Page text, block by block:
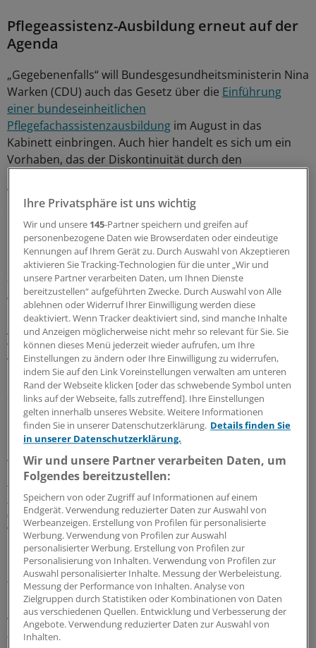
Pflegeassistenz-Ausbildung erneut auf der
Agenda
„Gegebenenfalls“ will Bundesgesundheitsministerin Nina
Warken (CDU) auch das Gesetz über die Einführung
einer bundeseinheitlichen
Pflegefachassistenzausbildung im August in das
Kabinett einbringen. Auch hier handelt es sich um ein
Vorhaben, das der Diskontinuität durch den
Verabschiedung durch das Scholz-Kabinett im
September 2024 wurde das Vorhaben bis zur ersten
Bundestagslesung im Dezember vorangetrieben – und
blieb dann doch liegen.
Ziel war es, die bislang 27 unterschiedlichen
Ausbildungen in 16 Bundesländern durch eine
bundeseinheitliche Ausbildung zu ersetzen. Diese sollte
grundsätzlich 18 Monate dauern, bei Berufserfahrung
war eine Verkürzung auf zwölf Monate geplant.
Voraussetzung für die Ausbildung war ein
Hauptschulabschluss. Bewerber ohne Schulabschluss
sollte die Zulassung ermöglicht werden, wenn eine
positive Prognose der Pflegeschule vorlag.
Bei der jüngsten Gesundheitsministerkonferenz in
Weimar hatte Warken angekündigt, zeitnah soll die
Fortschreibung des
Krankenhausversorgungsverbesserungs-Gesetzes
(KHVVG) im Bundeskabinett verabschiedet werden – der
Vorhabenplan gibt jetzt September als das Ziel an.
ÖGD-Gesetz und Gesundes-Herz-Gesetz
fehlen in der Liste
Alle weiterenRestanten aus der zerbrochenen Ampel-
Koalitionsind gegenwärtig noch nicht terminiert: Zu den
Ihre Privatsphäre ist uns wichtig
Wir und unsere 145-Partner speichern und greifen auf
personenbezogene Daten wie Browserdaten oder eindeutige
Kennungen auf Ihrem Gerät zu. Durch Auswahl von Akzeptieren
aktivieren Sie Tracking-Technologien für die unter „Wir und
unsere Partner verarbeiten Daten, um Ihnen Dienste
bereitzustellen“ aufgeführten Zwecke. Durch Auswahl von Alle
ablehnen oder Widerruf Ihrer Einwilligung werden diese
deaktiviert. Wenn Tracker deaktiviert sind, sind manche Inhalte
und Anzeigen möglicherweise nicht mehr so relevant für Sie. Sie
können dieses Menü jederzeit wieder aufrufen, um Ihre
Einstellungen zu ändern oder Ihre Einwilligung zu widerrufen,
indem Sie auf den Link Voreinstellungen verwalten am unteren
Rand der Webseite klicken [oder das schwebende Symbol unten
links auf der Webseite, falls zutreffend]. Ihre Einstellungen
gelten innerhalb unseres Website. Weitere Informationen
finden Sie in unserer Datenschutzerklärung. Details finden Sie
in unserer Datenschutzerklärung.
Wir und unsere Partner verarbeiten Daten, um
Folgendes bereitzustellen:
Speichern von oder Zugriff auf Informationen auf einem
Endgerät. Verwendung reduzierter Daten zur Auswahl von
Werbeanzeigen. Erstellung von Profilen für personalisierte
Werbung. Verwendung von Profilen zur Auswahl
personalisierter Werbung. Erstellung von Profilen zur
Personalisierung von Inhalten. Verwendung von Profilen zur
Auswahl personalisierter Inhalte. Messung der Werbeleistung.
Messung der Performance von Inhalten. Analyse von
Zielgruppen durch Statistiken oder Kombinationen von Daten
aus verschiedenen Quellen. Entwicklung und Verbesserung der
Angebote. Verwendung reduzierter Daten zur Auswahl von
Inhalten.